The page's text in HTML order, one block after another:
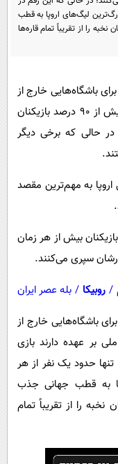
بزرگ‌ترین لیگ‌های اروپا به قطب
را از تقریباً تمام قاره‌ها
باشگاه‌هایی خارج از
کشور خود بازی می‌کنند. چندین تیم ملی بیش از ۹۰ درصد بازیکنان
حالی که برخی دیگر
اروپا به مهم‌ترین مقصد
بیش از هر زمان
سپری می‌کنند.
/ روبیکا / بله عصر ایران
برای باشگاه‌هایی خارج از
بر عهده دارند بازی
می‌کنند؛ در حالی که این رقم در سال ۱۹۹۰ تنها حدود یک نفر از هر
به قطب جهانی جذب
نخبه را از تقریباً تمام